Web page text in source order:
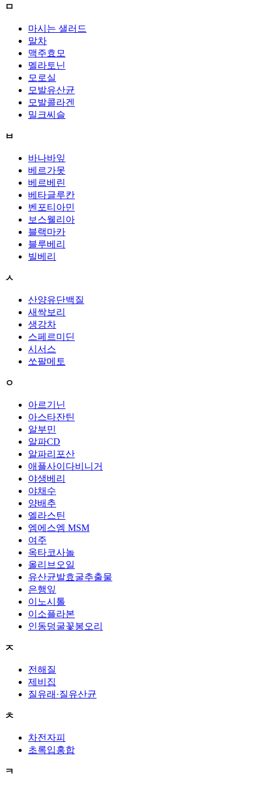
ㅁ
마시는 샐러드
말차
맥주효모
멜라토닌
모로실
모발유산균
모발콜라겐
밀크씨슬
ㅂ
바나바잎
베르가못
베르베린
베타글루칸
벤포티아민
보스웰리아
블랙마카
블루베리
빌베리
ㅅ
산양유단백질
새싹보리
생강차
스페르미딘
시서스
쏘팔메토
ㅇ
아르기닌
아스타잔틴
알부민
알파CD
알파리포산
애플사이다비니거
야생베리
야채수
양배추
엘라스틴
엠에스엠 MSM
여주
옥타코사놀
올리브오일
유산균발효굴추출물
은행잎
이노시톨
이소플라본
인동덩굴꽃봉오리
ㅈ
전해질
제비집
질유래·질유산균
ㅊ
차전자피
초록입홍합
ㅋ